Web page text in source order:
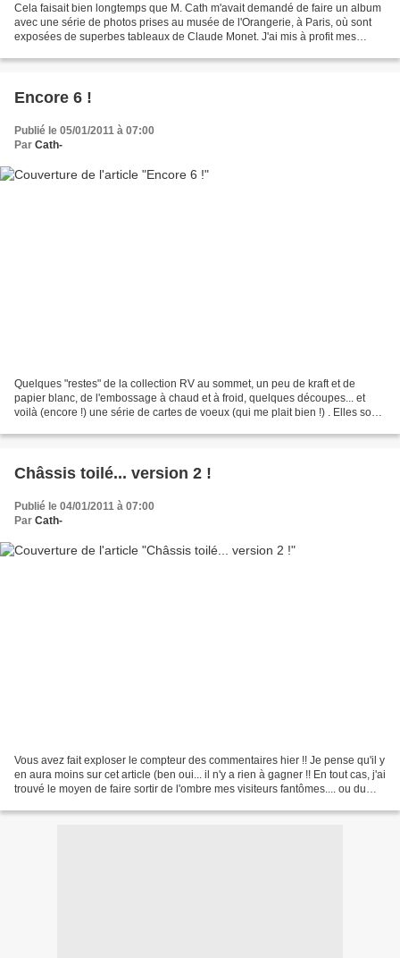
Cela faisait bien longtemps que M. Cath m'avait demandé de faire un album
avec une série de photos prises au musée de l'Orangerie, à Paris, où sont
exposées de superbes tableaux de Claude Monet. J'ai mis à profit mes
Encore 6 !
Publié le 05/01/2011 à 07:00
Par Cath-
Quelques "restes" de la collection RV au sommet, un peu de kraft et de
papier blanc, de l'embossage à chaud et à froid, quelques découpes... et
voilà (encore !) une série de cartes de voeux (qui me plait bien !) . Elles sont
Châssis toilé... version 2 !
Publié le 04/01/2011 à 07:00
Par Cath-
Vous avez fait exploser le compteur des commentaires hier !! Je pense qu'il y
en aura moins sur cet article (ben oui... il n'y a rien à gagner !! En tout cas, j'ai
trouvé le moyen de faire sortir de l'ombre mes visiteurs fantômes.... ou du